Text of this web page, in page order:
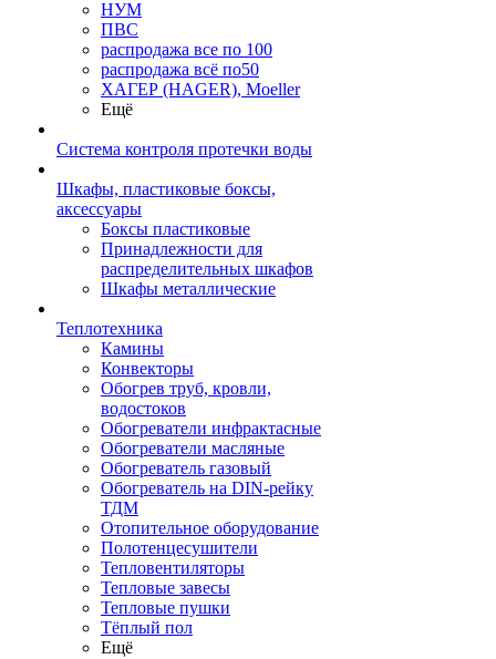
НУМ
ПВС
распродажа все по 100
распродажа всё по50
ХАГЕР (HAGER), Moeller
Ещё
Система контроля протечки воды
Шкафы, пластиковые боксы,
аксессуары
Боксы пластиковые
Принадлежности для
распределительных шкафов
Шкафы металлические
Теплотехника
Камины
Конвекторы
Обогрев труб, кровли,
водостоков
Обогреватели инфрактасные
Обогреватели масляные
Обогреватель газовый
Обогреватель на DIN-рейку
ТДМ
Отопительное оборудование
Полотенцесушители
Тепловентиляторы
Тепловые завесы
Тепловые пушки
Тёплый пол
Ещё